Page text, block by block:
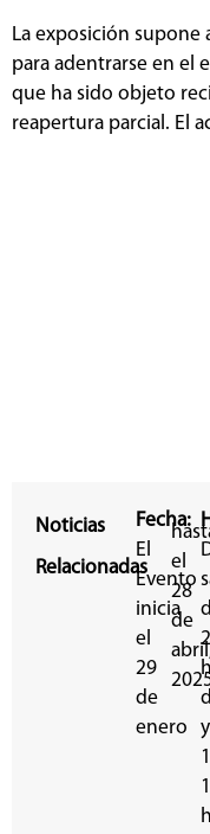
La exposición supone
para adentrarse en el
que ha sido objeto
reapertura parcial. El
Noticias
Relacionadas
Fecha:
El
Evento
inicia
el
29
de
enero
el
28
de